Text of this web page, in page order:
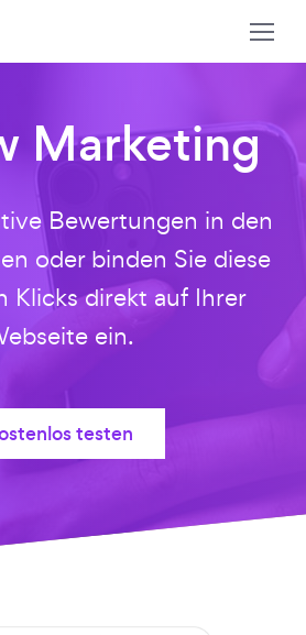
Marketing
Bewertungen in den
oder binden Sie diese
Klicks direkt auf Ihrer
ein.
testen